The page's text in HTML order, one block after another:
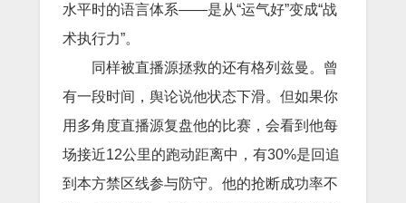
水平时的语言体系——是从“运气好”变成“战
术执行力”。
同样被直播源拯救的还有格列兹曼。曾
有一段时间，舆论说他状态下滑。但如果你
用多角度直播源复盘他的比赛，会看到他每
场接近12公里的跑动距离中，有30%是回追
到本方禁区线参与防守。他的抢断成功率不